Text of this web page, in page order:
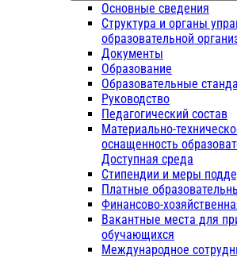
Основные сведения
Структура и органы
образовательной
Документы
Образование
Образовательные
Руководство
Педагогический состав
Материально-
оснащенность
Доступная среда
Стипендии и меры
Платные
Финансово-
Вакантные места для
обучающихся
Международное